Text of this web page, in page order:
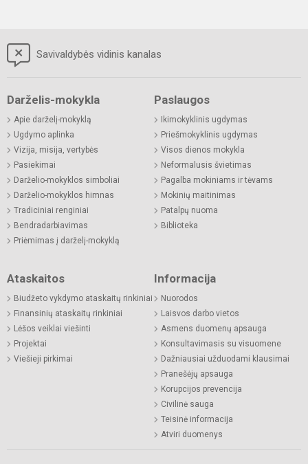
Savivaldybės vidinis kanalas
Darželis-mokykla
Apie darželį-mokyklą
Ugdymo aplinka
Vizija, misija, vertybės
Pasiekimai
Darželio-mokyklos simboliai
Darželio-mokyklos himnas
Tradiciniai renginiai
Bendradarbiavimas
Priėmimas į darželį-mokyklą
Paslaugos
Ikimokyklinis ugdymas
Priešmokyklinis ugdymas
Visos dienos mokykla
Neformalusis švietimas
Pagalba mokiniams ir tėvams
Mokinių maitinimas
Patalpų nuoma
Biblioteka
Ataskaitos
Biudžeto vykdymo ataskaitų rinkiniai
Finansinių ataskaitų rinkiniai
Lėšos veiklai viešinti
Projektai
Viešieji pirkimai
Informacija
Nuorodos
Laisvos darbo vietos
Asmens duomenų apsauga
Konsultavimasis su visuomene
Dažniausiai užduodami klausimai
Pranešėjų apsauga
Korupcijos prevencija
Civilinė sauga
Teisinė informacija
Atviri duomenys